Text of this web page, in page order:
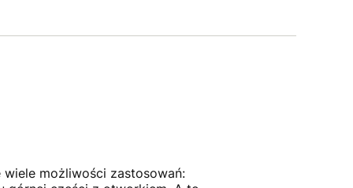
możliwości zastosowań: